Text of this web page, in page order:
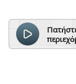
Πατήστε το play για να ακούσετε αυτό το